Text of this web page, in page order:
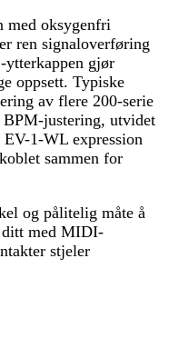
med oksygenfri
ren signaloverføring
gjør
oppsett. Typiske
av flere 200-serie
BPM-justering, utvidet
1-WL expression
sammen for
og pålitelig måte å
ditt med MIDI-
stjeler